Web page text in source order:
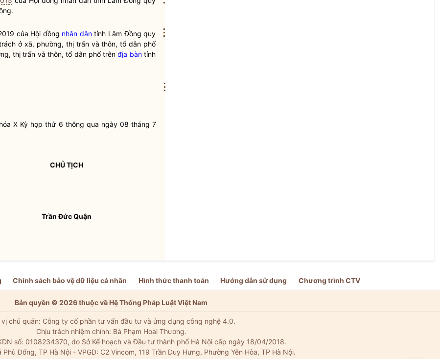
của Hội đồng nhân dântỉnh Lâm Đồng quy
ở xã, phường, thị trấn và thôn, tổ dân phố
thị trấn và thôn, tổ dân phố trênđịa bàntỉnh
X Kỳ họp thứ 6 thông qua ngày 08 tháng 7
CHỦ TỊCH
Trần Đức Quận
Chính sách bảo vệ dữ liệu cá nhân Hình thức thanh toán Hướng dẫn sử dụng Chương trình CTV
Bản quyền © 2026 thuộc về Hệ Thống Pháp Luật Việt Nam
chủ quản: Công ty cổ phần tư vấn đầu tư và ứng dụng công nghệ 4.0.
Chịu trách nhiệm chính: Bà Phạm Hoài Thương.
số: 0108234370, do Sở Kế hoạch và Đầu tư thành phố Hà Nội cấp ngày 18/04/2018.
Đổng, TP Hà Nội - VPGD: C2 Vincom, 119 Trần Duy Hưng, Phường Yên Hòa, TP Hà Nội.
⋮
⋮